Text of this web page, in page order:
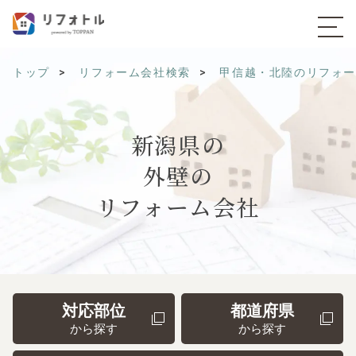
トップ リフォーム会社検索 甲信越・北陸のリフォ
新潟県の
外壁の
リフォーム会社
対応部位
から探す
都道府県
から探す